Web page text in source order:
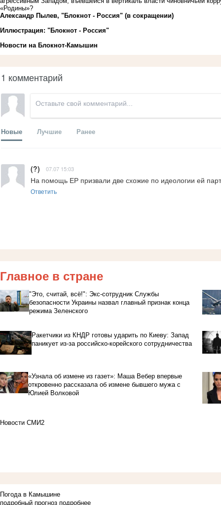
«Родины»?
Александр Пылев, "Блокнот - Россия" (в сокращении)
Иллюстрация: "Блокнот - Россия"
Новости на Блoкнoт-Камышин
1 комментарий
Новые Лучшие Ранее
(?) 07.07 15:03
На помощь ЕР призвали две схожие по идеологии ей
Ответить
Главное в стране
"Это, считай, всё!": Экс-сотрудник Службы
безопасности Украины назвал главный признак конца
режима Зеленского
Ракетчики из КНДР готовы ударить по Киеву: Запад
паникует из-за российско-корейского сотрудничества
«Узнала об измене из газет»: Маша Вебер впервые
откровенно рассказала об измене бывшего мужа с
Юлией Волковой
Новости СМИ2
Погода в Камышине
подробный прогноз подробнее